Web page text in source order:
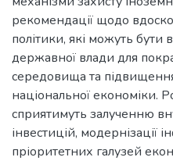
рекомендації щодо
політики, які можуть бути
державної влади для
середовища та
національної економіки.
сприятимуть залученню
інвестицій, модернізації
пріоритетних галузей